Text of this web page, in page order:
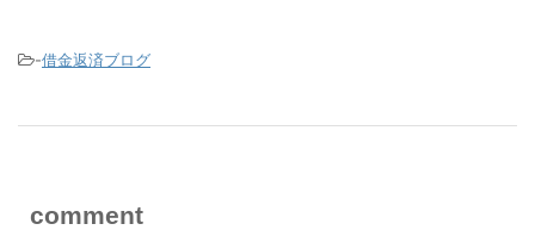
-借金返済ブログ
comment